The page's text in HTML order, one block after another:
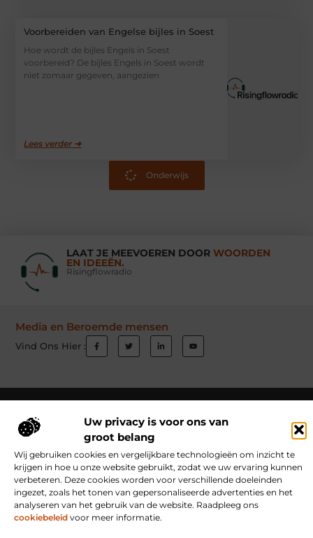
Uw privacy is voor ons van
groot belang
Wij gebruiken cookies en vergelijkbare technologieën om inzicht te
krijgen in hoe u onze website gebruikt, zodat we uw ervaring kunnen
verbeteren. Deze cookies worden voor verschillende doeleinden
ingezet, zoals het tonen van gepersonaliseerde advertenties en het
analyseren van het gebruik van de website. Raadpleeg ons
cookiebeleid voor meer informatie.
Voorbereiden van Engelse bijles in Soest
Hoe wordt de bijles Engels in Soest
voorbereid? De bijles Engels in Soest wordt
niet zomaar gegeven, aangezien
Lees verder ➜
Onderwijs
LAAT JE MEEVOEREN DOOR WOORDEN
EN IDEEËN.
Risingflowradio
Media en Beroemde mensen
Vind Ons Hier :
Contact Schrijf mee
Goede Links Inkopen: Hoe Jij Jouw Website Autoriteit Geeft
Inkomsten Genereren met Jouw Website: Ontdek Hoe Jij Online Verdient
www.risingflowradio.nl.